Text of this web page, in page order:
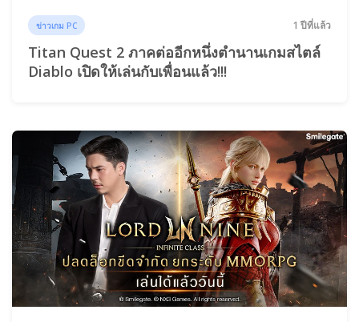
ข่าวเกม PC 1 ปีที่แล้ว
Titan Quest 2 ภาคต่ออีกหนึ่งตำนานเกมสไตล์
Diablo เปิดให้เล่นกับเพื่อนแล้ว!!!